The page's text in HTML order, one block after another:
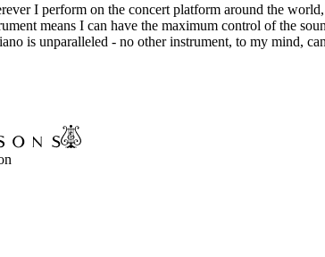
I perform on the concert platform around the
means I can have the maximum control of the
is unparalleled - no other instrument, to my mind,